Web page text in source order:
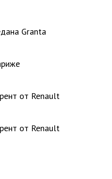
Granta
от Renault
от Renault